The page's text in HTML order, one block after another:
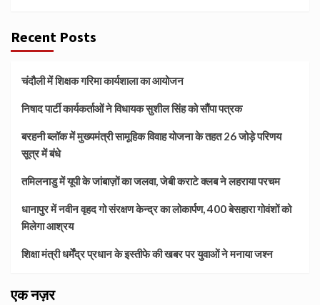
Recent Posts
चंदौली में शिक्षक गरिमा कार्यशाला का आयोजन
निषाद पार्टी कार्यकर्ताओं ने विधायक सुशील सिंह को सौंपा पत्रक
बरहनी ब्लॉक में मुख्यमंत्री सामूहिक विवाह योजना के तहत 26 जोड़े परिणय
सूत्र में बंधे
तमिलनाडु में यूपी के जांबाज़ों का जलवा, जेबी कराटे क्लब ने लहराया परचम
धानापुर में नवीन वृहद गो संरक्षण केन्द्र का लोकार्पण, 400 बेसहारा गोवंशों को
मिलेगा आश्रय
शिक्षा मंत्री धर्मेंद्र प्रधान के इस्तीफे की खबर पर युवाओं ने मनाया जश्न
एक नज़र